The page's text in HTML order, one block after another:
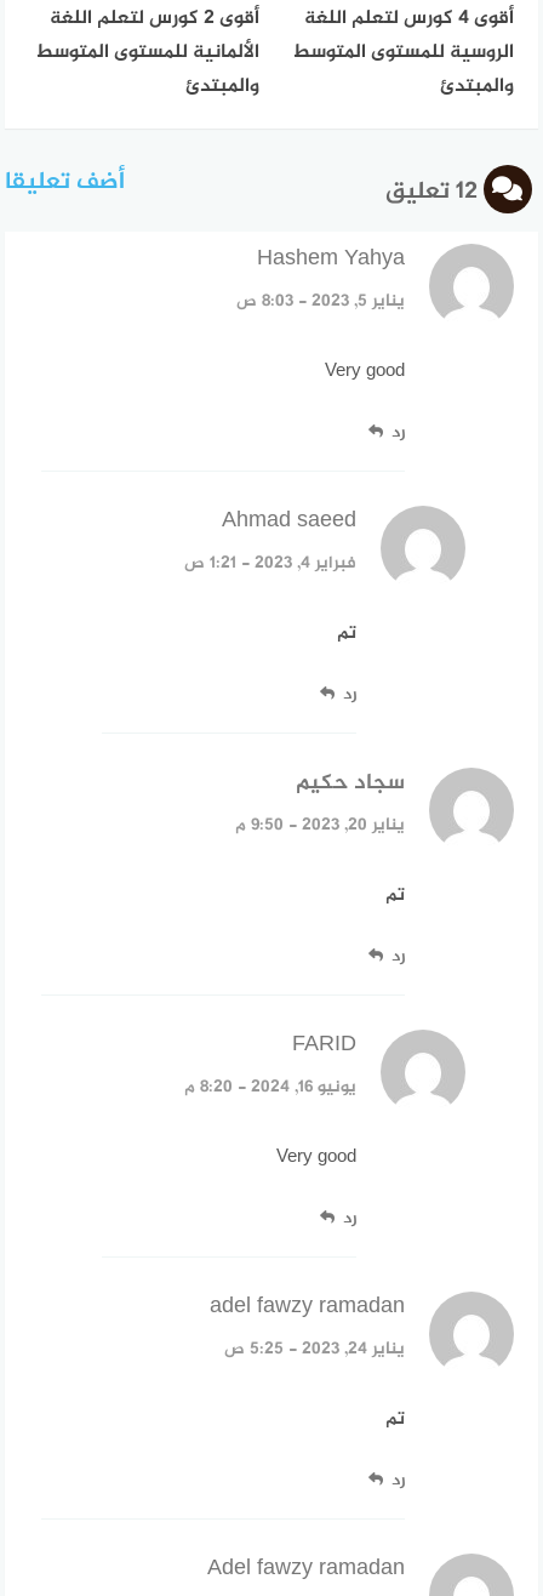
أقوى 4 كورس لتعلم اللغة
الروسية للمستوى المتوسط
والمبتدئ
أقوى 2 كورس لتعلم اللغة
الألمانية للمستوى المتوسط
والمبتدئ
أضف تعليقا
Hashem Yahya
يناير 5, 2023 - 8:03 ص
Very good
رد
Ahmad saeed
فبراير 4, 2023 - 1:21 ص
تم
رد
سجاد حكيم
يناير 20, 2023 - 9:50 م
تم
رد
FARID
يونيو 16, 2024 - 8:20 م
Very good
رد
adel fawzy ramadan
يناير 24, 2023 - 5:25 ص
تم
رد
Adel fawzy ramadan